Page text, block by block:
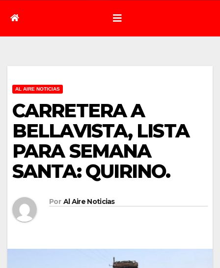
AL AIRE NOTICIAS
CARRETERA A
BELLAVISTA, LISTA
PARA SEMANA
SANTA: QUIRINO.
Por Al Aire Noticias